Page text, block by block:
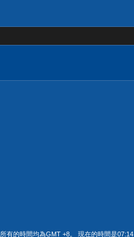
所有的時間均為GMT +8。 現在的時間是